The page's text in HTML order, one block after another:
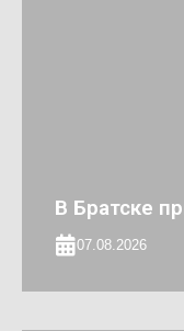
В Братске
07.08.2026